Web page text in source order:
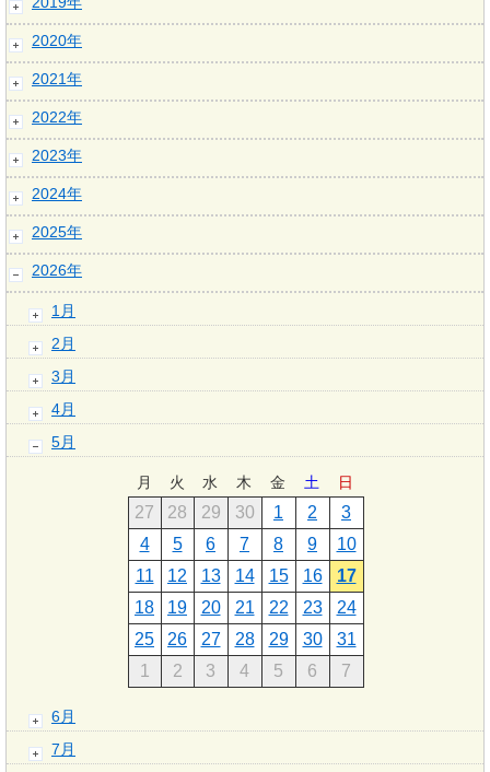
2020年
2021年
2022年
2023年
2024年
2025年
2026年
1月
2月
3月
4月
5月
月 火 水 木 金 土 日
27 28 29 30 1 2
3
4
5 6 7 8 9
10
11
12 13 14 15 16
17
18
19 20 21 22 23
24
25
26 27 28 29 30
31
1
2 3 4 5 6 7
6月
7月